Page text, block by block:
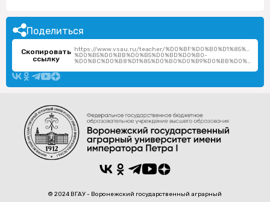
Поделиться
Скопировать
ссылку
https://www.vsau.ru/teacher/
%D0%B5%D0%BB%D0%B5%D0%BD%D0%B0-
%D0%BC%D0%B8%D1%85%D0%B0%D0%B9%D0%BB%D0%BE%D0%B2%D0%BD%D0%B0/
© 2024 ВГАУ - Воронежский государственный аграрный